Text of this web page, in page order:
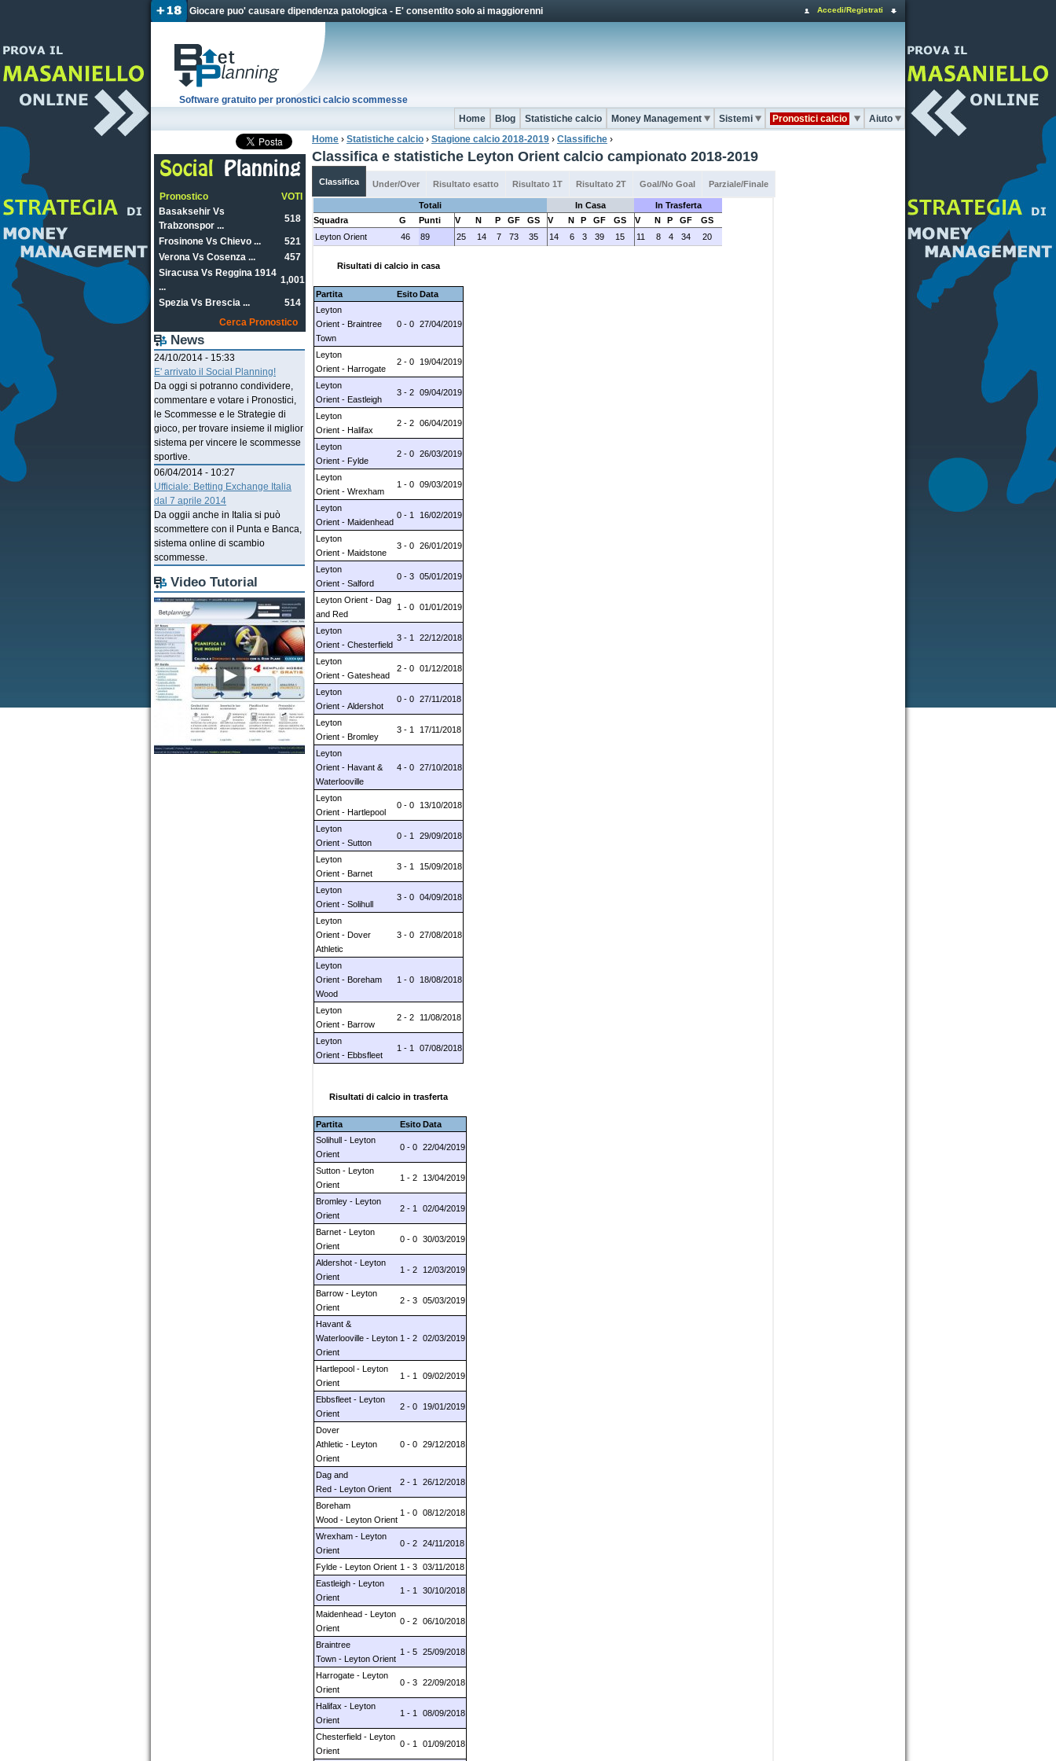
Jump to Navigation
Giocare puo' causare dipendenza patologica - E' consentito solo ai maggiorenni
Software gratuito per pronostici calcio scommesse
Accedi/Registrati
Home Blog Statistiche calcio Money Management Sistemi Pronostici calcio Aiuto
Tu sei qui
Home › Statistiche calcio › Stagione calcio 2018-2019 › Classifiche ›
Classifica e statistiche Leyton Orient calcio campionato 2018-2019
Classifica Under/Over Risultato esatto Risultato 1T Risultato 2T Goal/No Goal Parziale/Finale
Totali In Casa
In Trasferta
Squadra
G Punti V N P GF GS V N P GF GS V N P GF
GS
Leyton Orient
46 89 25 14 7 73 35 14 6 3 39 15 11 8 4 34 20
Risultati di calcio in casa
Partita EsitoData
Leyton
Orient - Braintree
Town
0 - 0 27/04/2019
Leyton
Orient - Harrogate
2 - 0 19/04/2019
Leyton
Orient - Eastleigh
3 - 2 09/04/2019
Leyton
Orient - Halifax
2 - 2 06/04/2019
Leyton
Orient - Fylde
2 - 0 26/03/2019
Leyton
Orient - Wrexham
1 - 0 09/03/2019
Leyton
Orient - Maidenhead
0 - 1 16/02/2019
Leyton
Orient - Maidstone
3 - 0 26/01/2019
Leyton
Orient - Salford
0 - 3 05/01/2019
Leyton Orient - Dag
and Red
1 - 0 01/01/2019
Leyton
Orient - Chesterfield
3 - 1 22/12/2018
Leyton
Orient - Gateshead
2 - 0 01/12/2018
Leyton
Orient - Aldershot
0 - 0 27/11/2018
Leyton
Orient - Bromley
3 - 1 17/11/2018
Leyton
Orient - Havant &
Waterlooville
4 - 0 27/10/2018
Leyton
Orient - Hartlepool
0 - 0 13/10/2018
Leyton
Orient - Sutton
0 - 1 29/09/2018
Leyton
Orient - Barnet
3 - 1 15/09/2018
Leyton
Orient - Solihull
3 - 0 04/09/2018
Leyton
Orient - Dover
Athletic
3 - 0 27/08/2018
Leyton
Orient - Boreham
Wood
1 - 0 18/08/2018
Leyton
Orient - Barrow
2 - 2 11/08/2018
Leyton
Orient - Ebbsfleet
1 - 1 07/08/2018
Risultati di calcio in trasferta
Partita EsitoData
Solihull - Leyton
Orient
0 - 0 22/04/2019
Sutton - Leyton
Orient
1 - 2 13/04/2019
Bromley - Leyton
Orient
2 - 1 02/04/2019
Barnet - Leyton
Orient
0 - 0 30/03/2019
Aldershot - Leyton
Orient
1 - 2 12/03/2019
Barrow - Leyton
Orient
2 - 3 05/03/2019
Havant &
Waterlooville - Leyton
Orient
1 - 2 02/03/2019
Hartlepool - Leyton
Orient
1 - 1 09/02/2019
Ebbsfleet - Leyton
Orient
2 - 0 19/01/2019
Dover
Athletic - Leyton
Orient
0 - 0 29/12/2018
Dag and
Red - Leyton Orient
2 - 1 26/12/2018
Boreham
Wood - Leyton Orient
1 - 0 08/12/2018
Wrexham - Leyton
Orient
0 - 2 24/11/2018
Fylde - Leyton Orient 1 - 3 03/11/2018
Eastleigh - Leyton
Orient
1 - 1 30/10/2018
Maidenhead - Leyton
Orient
0 - 2 06/10/2018
Braintree
Town - Leyton Orient
1 - 5 25/09/2018
Harrogate - Leyton
Orient
0 - 3 22/09/2018
Halifax - Leyton
Orient
1 - 1 08/09/2018
Chesterfield - Leyton
Orient
0 - 1 01/09/2018
Pronostico
VOTI
Basaksehir Vs
Trabzonspor ...
518
Frosinone Vs Chievo ...
521
Verona Vs Cosenza ...
457
Siracusa Vs Reggina 1914
...
1,001
Spezia Vs Brescia ...
514
Cerca Pronostico
News
24/10/2014 - 15:33
E' arrivato il Social Planning!
Da oggi si potranno condividere,
commentare e votare i Pronostici,
le Scommesse e le Strategie di
gioco, per trovare insieme il miglior
sistema per vincere le scommesse
sportive.
06/04/2014 - 10:27
Ufficiale: Betting Exchange Italia
dal 7 aprile 2014
Da oggii anche in Italia si può
scommettere con il Punta e Banca,
sistema online di scambio
scommesse.
Video Tutorial